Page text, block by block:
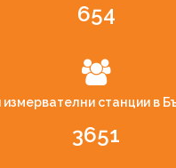
654
измервателни станции в
3651